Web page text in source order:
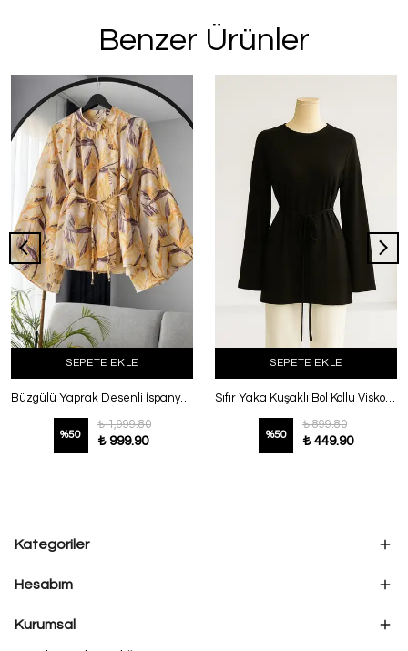
Benzer Ürünler
SEPETE EKLE
Büzgülü Yaprak Desenli İspanyol Kol Tül Modal Bluz Turuncu
%50
₺ 1,999.80
₺ 999.90
SEPETE EKLE
Sıfır Yaka Kuşaklı Bol Kollu Viskon Tunik Siyah
%50
₺ 899.80
₺ 449.90
Kategoriler
Hesabım
Kurumsal